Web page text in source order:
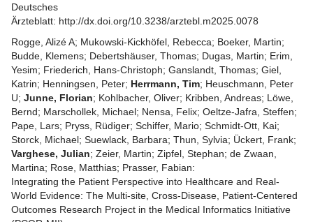
Deutsches
Ärzteblatt: http://dx.doi.org/10.3238/arztebl.m2025.0078
Rogge, Alizé A; Mukowski-Kickhöfel, Rebecca; Boeker, Martin;
Budde, Klemens; Debertshäuser, Thomas; Dugas, Martin; Erim,
Yesim; Friederich, Hans-Christoph; Ganslandt, Thomas; Giel,
Katrin; Henningsen, Peter; Herrmann, Tim; Heuschmann, Peter
U; Junne, Florian; Kohlbacher, Oliver; Kribben, Andreas; Löwe,
Bernd; Marschollek, Michael; Nensa, Felix; Oeltze-Jafra, Steffen;
Pape, Lars; Pryss, Rüdiger; Schiffer, Mario; Schmidt-Ott, Kai;
Storck, Michael; Suewlack, Barbara; Thun, Sylvia; Ückert, Frank;
Varghese, Julian; Zeier, Martin; Zipfel, Stephan; de Zwaan,
Martina; Rose, Matthias; Prasser, Fabian:
Integrating the Patient Perspective into Healthcare and Real-
World Evidence: The Multi-site, Cross-Disease, Patient-Centered
Outcomes Research Project in the Medical Informatics Initiative